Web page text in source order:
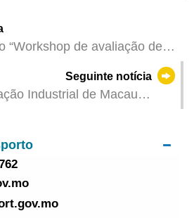
“Workshop de avaliação de
extremo” para aumentar a
dos sectores contra os
Seguinte notícia
Industrial de Macau